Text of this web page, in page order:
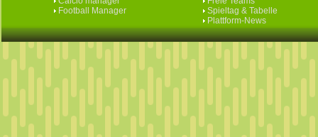
Football Manager
Spieltag & Tabelle
Plattform-News